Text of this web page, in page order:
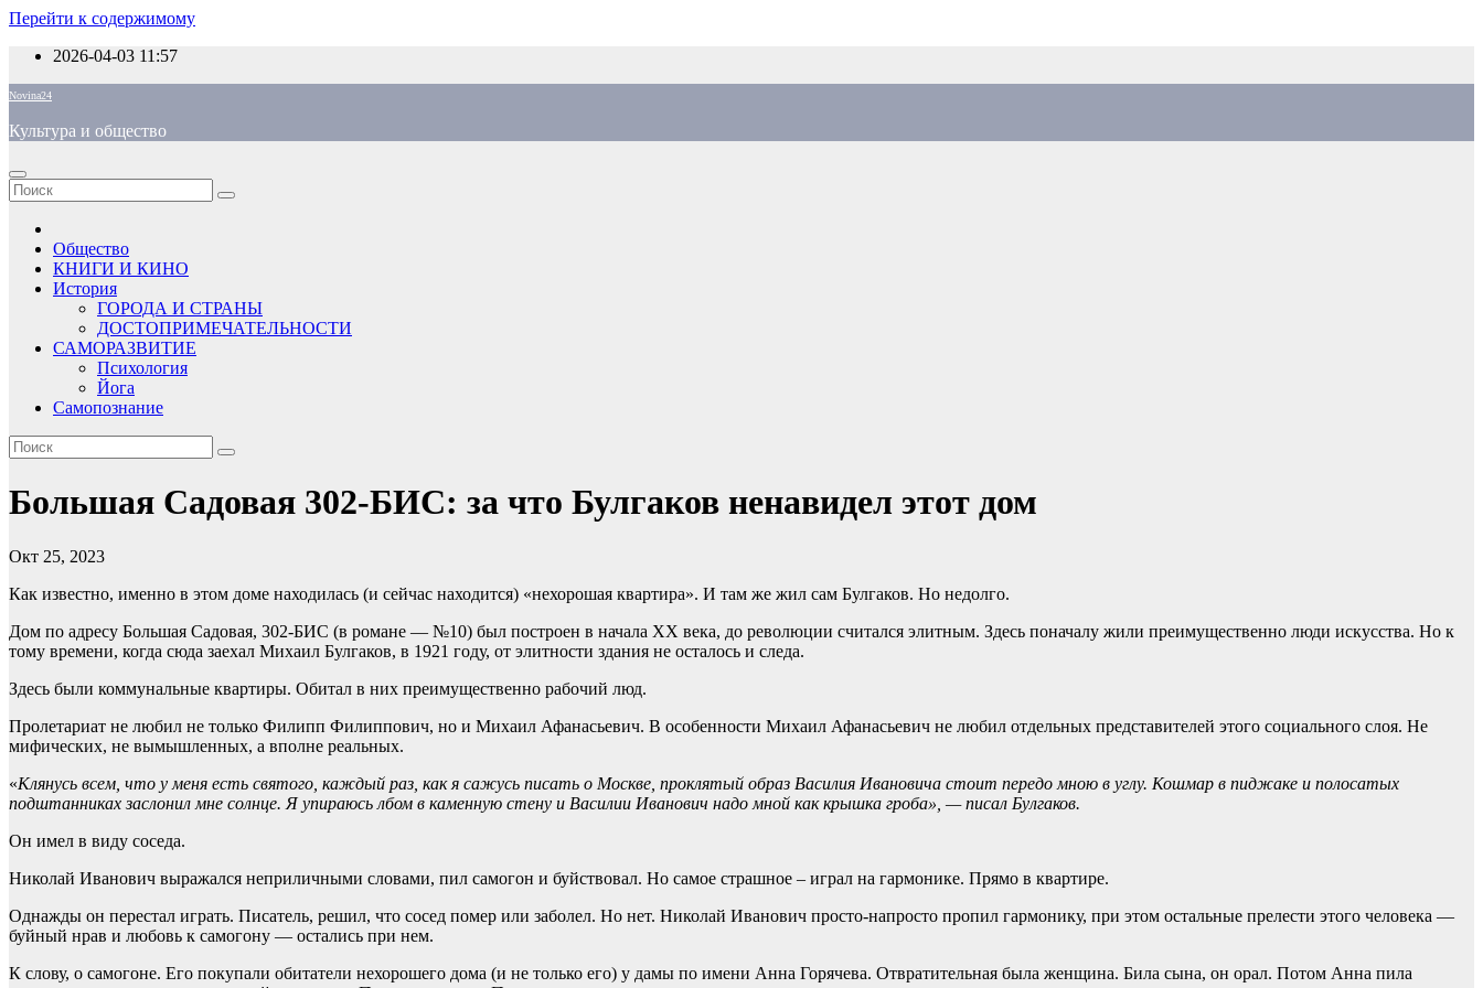
Перейти к содержимому
2026-04-03 11:57
Novina24
Культура и общество
Общество
КНИГИ И КИНО
История
ГОРОДА И СТРАНЫ
ДОСТОПРИМЕЧАТЕЛЬНОСТИ
САМОРАЗВИТИЕ
Психология
Йога
Самопознание
Большая Садовая 302-БИС: за что Булгаков ненавидел этот дом
Окт 25, 2023
Как известно, именно в этом доме находилась (и сейчас находится) «нехорошая квартира». И там же жил сам Булгаков. Но недолго.
Дом по адресу Большая Садовая, 302-БИС (в романе — №10) был построен в начала XX века, до революции считался элитным. Здесь поначалу жили преимущественно люди искусства. Но к
тому времени, когда сюда заехал Михаил Булгаков, в 1921 году, от элитности здания не осталось и следа.
Здесь были коммунальные квартиры. Обитал в них преимущественно рабочий люд.
Пролетариат не любил не только Филипп Филиппович, но и Михаил Афанасьевич. В особенности Михаил Афанасьевич не любил отдельных представителей этого социального слоя. Не
мифических, не вымышленных, а вполне реальных.
«Клянусь всем, что у меня есть святого, каждый раз, как я сажусь писать о Москве, проклятый образ Василия Ивановича стоит передо мною в углу. Кошмар в пиджаке и полосатых
подштанниках заслонил мне солнце. Я упираюсь лбом в каменную стену и Василии Иванович надо мной как крышка гроба», — писал Булгаков.
Он имел в виду соседа.
Николай Иванович выражался неприличными словами, пил самогон и буйствовал. Но самое страшное – играл на гармонике. Прямо в квартире.
Однажды он перестал играть. Писатель, решил, что сосед помер или заболел. Но нет. Николай Иванович просто-напросто пропил гармонику, при этом остальные прелести этого человека —
буйный нрав и любовь к самогону — остались при нем.
К слову, о самогоне. Его покупали обитатели нехорошего дома (и не только его) у дамы по имени Анна Горячева. Отвратительная была женщина. Била сына, он орал. Потом Анна пила